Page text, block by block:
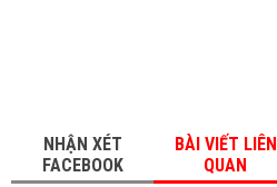
NHẬN XÉT
FACEBOOK
BÀI VIẾT LIÊN
QUAN